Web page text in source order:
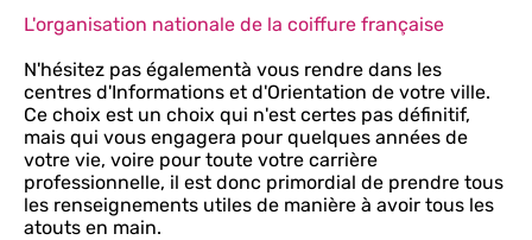
L'organisation nationale de la coiffure française
N'hésitez pas égalementà vous rendre dans les
centres d'Informations et d'Orientation de votre ville.
Ce choix est un choix qui n'est certes pas définitif,
mais qui vous engagera pour quelques années de
votre vie, voire pour toute votre carrière
professionnelle, il est donc primordial de prendre tous
les renseignements utiles de manière à avoir tous les
atouts en main.